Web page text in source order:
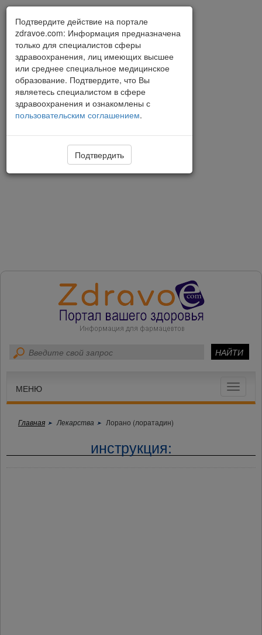
Toggle
МЕНЮ
Главная Лекарства Лорано (лоратадин)
инструкция:
Подтвердите действие на портале
zdravoe.com: Информация предназначена
только для специалистов сферы
здравоохранения, лиц имеющих высшее
или среднее специальное медицинское
образование. Подтвердите, что Вы
являетесь специалистом в сфере
здравоохранения и ознакомлены с
пользовательским соглашением.
Подтвердить